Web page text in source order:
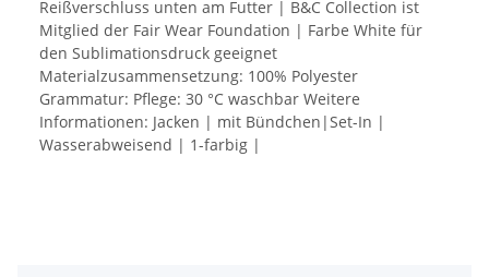
Reißverschluss unten am Futter | B&C Collection ist
Mitglied der Fair Wear Foundation | Farbe White für
den Sublimationsdruck geeignet
Materialzusammensetzung: 100% Polyester
Grammatur: Pflege: 30 °C waschbar Weitere
Informationen: Jacken | mit Bündchen|Set-In |
Wasserabweisend | 1-farbig |